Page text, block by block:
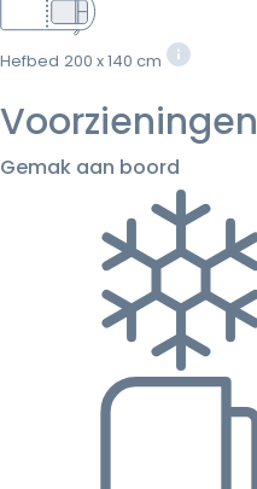
Hefbed 200 x 140 cm
Voorzieningen
Gemak aan boord